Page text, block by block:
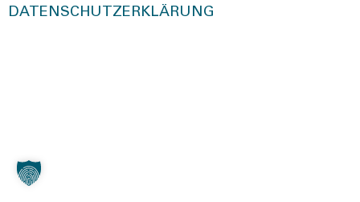
DATENSCHUTZERKLÄRUNG